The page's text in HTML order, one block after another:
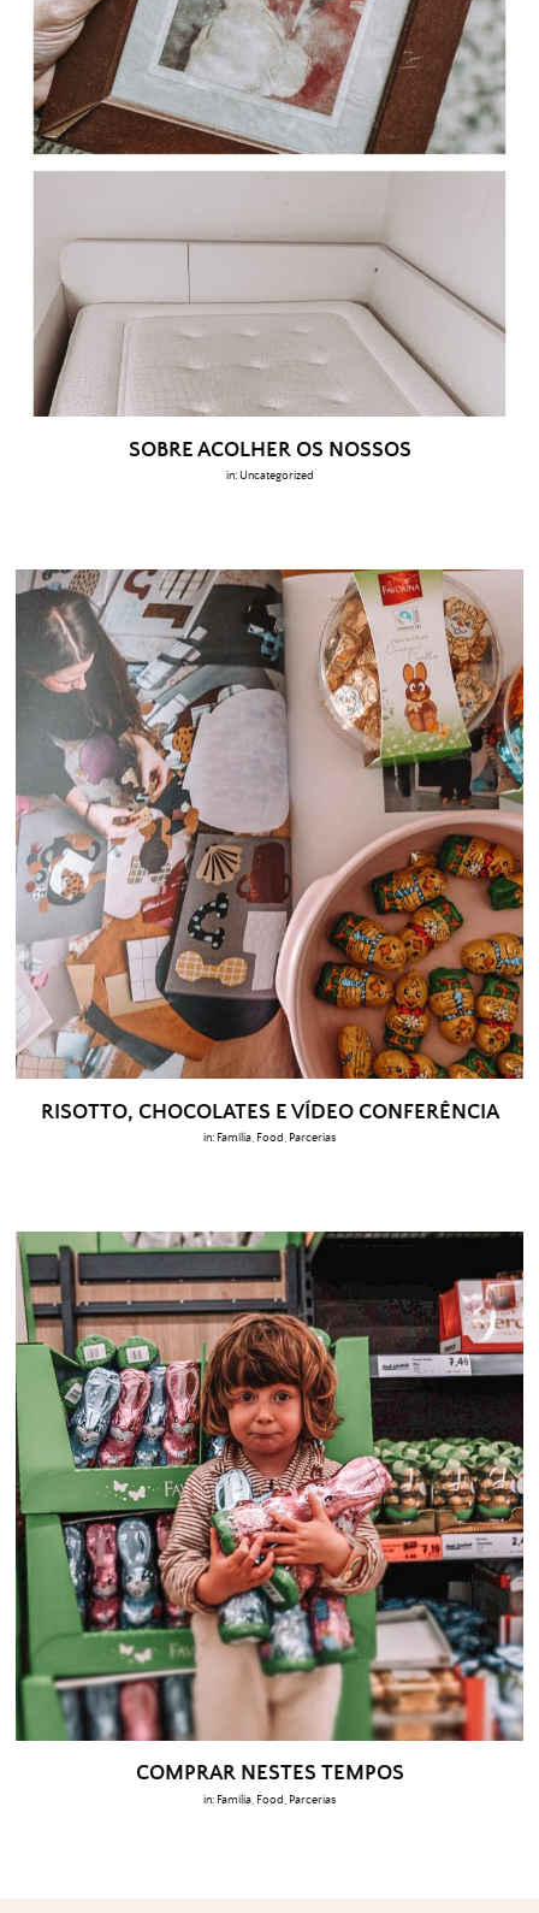
SOBRE ACOLHER OS NOSSOS
in: Uncategorized
RISOTTO, CHOCOLATES E VÍDEO CONFERÊNCIA
in: Família Food Parcerias
COMPRAR NESTES TEMPOS
in: Família Food Parcerias